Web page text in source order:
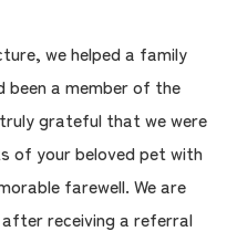
we helped a family
a member of the
grateful that we were
of your beloved pet with
farewell. We are
receiving a referral